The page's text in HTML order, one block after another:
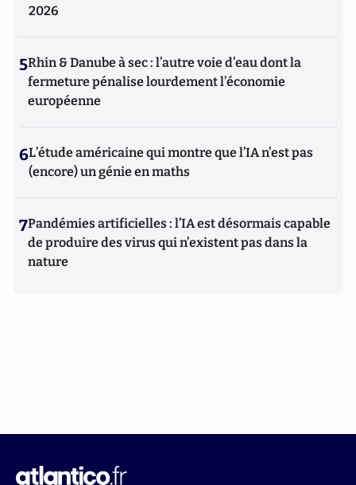
2026
5Rhin & Danube à sec : l’autre voie d’eau dont la
fermeture pénalise lourdement l’économie
européenne
6L’étude américaine qui montre que l’IA n’est pas
(encore) un génie en maths
7Pandémies artificielles : l’IA est désormais capable
de produire des virus qui n’existent pas dans la
nature